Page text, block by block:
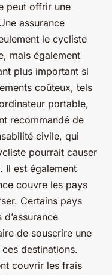
peut offrir une
assurance
le cycliste
mais également
plus important si
coûteux, tels
portable,
recommandé de
civile, qui
pourrait causer
Il est également
couvre les pays
Certains pays
de souscrire une
destinations.
couvrir les frais